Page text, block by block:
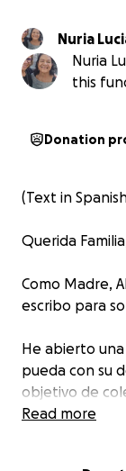
Nuria
Nuria
this
Donation
(Text in
Querida
Como Madre,
escribo para
He abierto
pueda con su
objetivo de
para
Read more